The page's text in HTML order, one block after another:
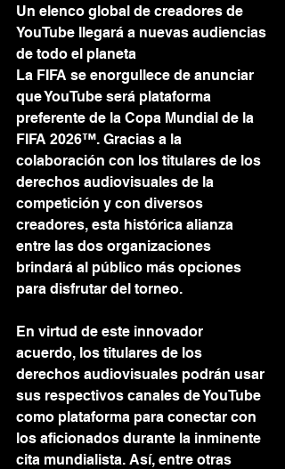
Un elenco global de creadores de
YouTube llegará a nuevas audiencias
de todo el planeta
La FIFA se enorgullece de anunciar
que YouTube será plataforma
preferente de la Copa Mundial de la
FIFA 2026™. Gracias a la
colaboración con los titulares de los
derechos audiovisuales de la
competición y con diversos
creadores, esta histórica alianza
entre las dos organizaciones
brindará al público más opciones
para disfrutar del torneo.
En virtud de este innovador
acuerdo, los titulares de los
derechos audiovisuales podrán usar
sus respectivos canales de YouTube
como plataforma para conectar con
los aficionados durante la inminente
cita mundialista. Así, entre otras